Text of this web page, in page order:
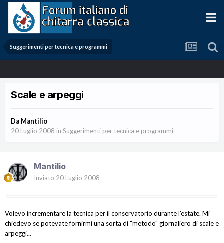
Suggerimenti per tecnica e programmi
Scale e arpeggi
Da Mantilio
20 Luglio 2008 in Suggerimenti per tecnica e programmi
Mantilio
Inviato 20 Luglio 2008
Volevo incrementare la tecnica per il conservatorio durante l'estate. Mi
chiedevo se potevate fornirmi una sorta di "metodo" giornaliero di scale e
arpeggi...